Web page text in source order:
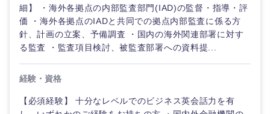
細】 ・海外各拠点の内部監査部門(IAD)の監督・指導・評
価 ・海外各拠点のIADと共同での拠点内部監査に係る方
針、計画の立案、予備調査 ・国内の海外関連部署に対す
る監査 ・監査項目検討、被監査部署への資料提...
経験・資格
【必須経験】 十分なレベルでのビジネス英会話力を有